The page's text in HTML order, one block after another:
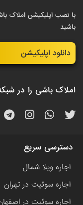
با نصب اپلیکیشن املاک
باشید
دانلود اپلیکیشن
املاک باشی را در
دسترسی سریع
اجاره ویلا شمال
اجاره سوئیت در تهران
اجاره سوئیت در